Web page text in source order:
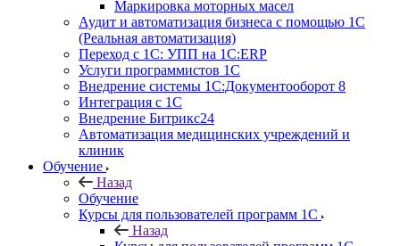
Маркировка моторных масел
Аудит и автоматизация бизнеса с помощью 1С
(Реальная автоматизация)
Переход с 1С: УПП на 1С:ERP
Услуги программистов 1С
Внедрение системы 1С:Документооборот 8
Интеграция с 1С
Внедрение Битрикс24
Автоматизация медицинских учреждений и
клиник
Обучение
Назад
Обучение
Курсы для пользователей программ 1С
Назад